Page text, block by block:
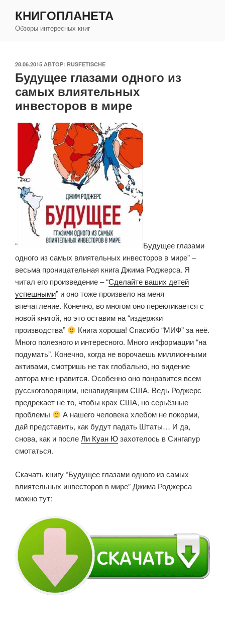
содержимому
КНИГОПЛАНЕТА
Обзоры интересных книг
ОПУБЛИКОВАНО
28.06.2015 АВТОР: RUSFETISCHE
Будущее глазами одного из
самых влиятельных
инвесторов в мире
“
Будущее глазами
одного из самых влиятельных инвесторов в мире” –
весьма проницательная книга Джима Роджерса. Я
читал его произведение – “Сделайте ваших детей
успешными” и оно тоже произвело на меня
впечатление. Конечно, во многом оно перекликается с
новой книгой, но это оставим на “издержки
производства”
Книга хороша! Спасибо “МИФ” за неё.
Много полезного и интересного. Много информации “на
подумать”. Конечно, когда не ворочаешь миллионными
активами, смотришь не так глобально, но видение
автора мне нравится. Особенно оно понравится всем
русскоговорящим, ненавидящим США. Ведь Роджерс
предрекает не то, чтобы крах США, но серьёзные
проблемы
А нашего человека хлебом не покорми,
дай представить, как будут падать Штаты… И да,
снова, как и послеЛи Куан Юзахотелось в Сингапур
смотаться.
Скачать книгу “Будущее глазами одного из самых
влиятельных инвесторов в мире” Джима Роджерса
можно тут: